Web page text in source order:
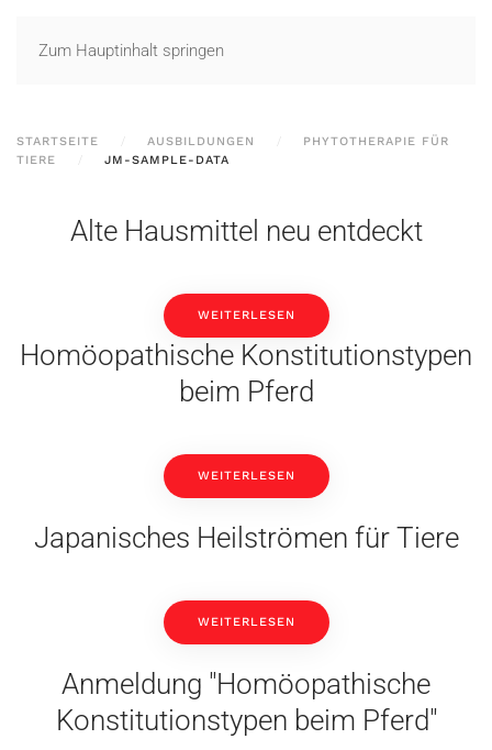
Zum Hauptinhalt springen
STARTSEITE AUSBILDUNGEN
PHYTOTHERAPIE FÜR
TIERE
JM-SAMPLE-DATA
Alte Hausmittel neu entdeckt
WEITERLESEN
Homöopathische Konstitutionstypen
beim Pferd
WEITERLESEN
Japanisches Heilströmen für Tiere
WEITERLESEN
Anmeldung "Homöopathische
Konstitutionstypen beim Pferd"